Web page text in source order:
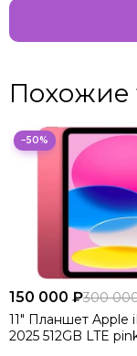
Похожие
−50%
150 000 ₽300
11" Планшет Apple
2025 512GB LTE